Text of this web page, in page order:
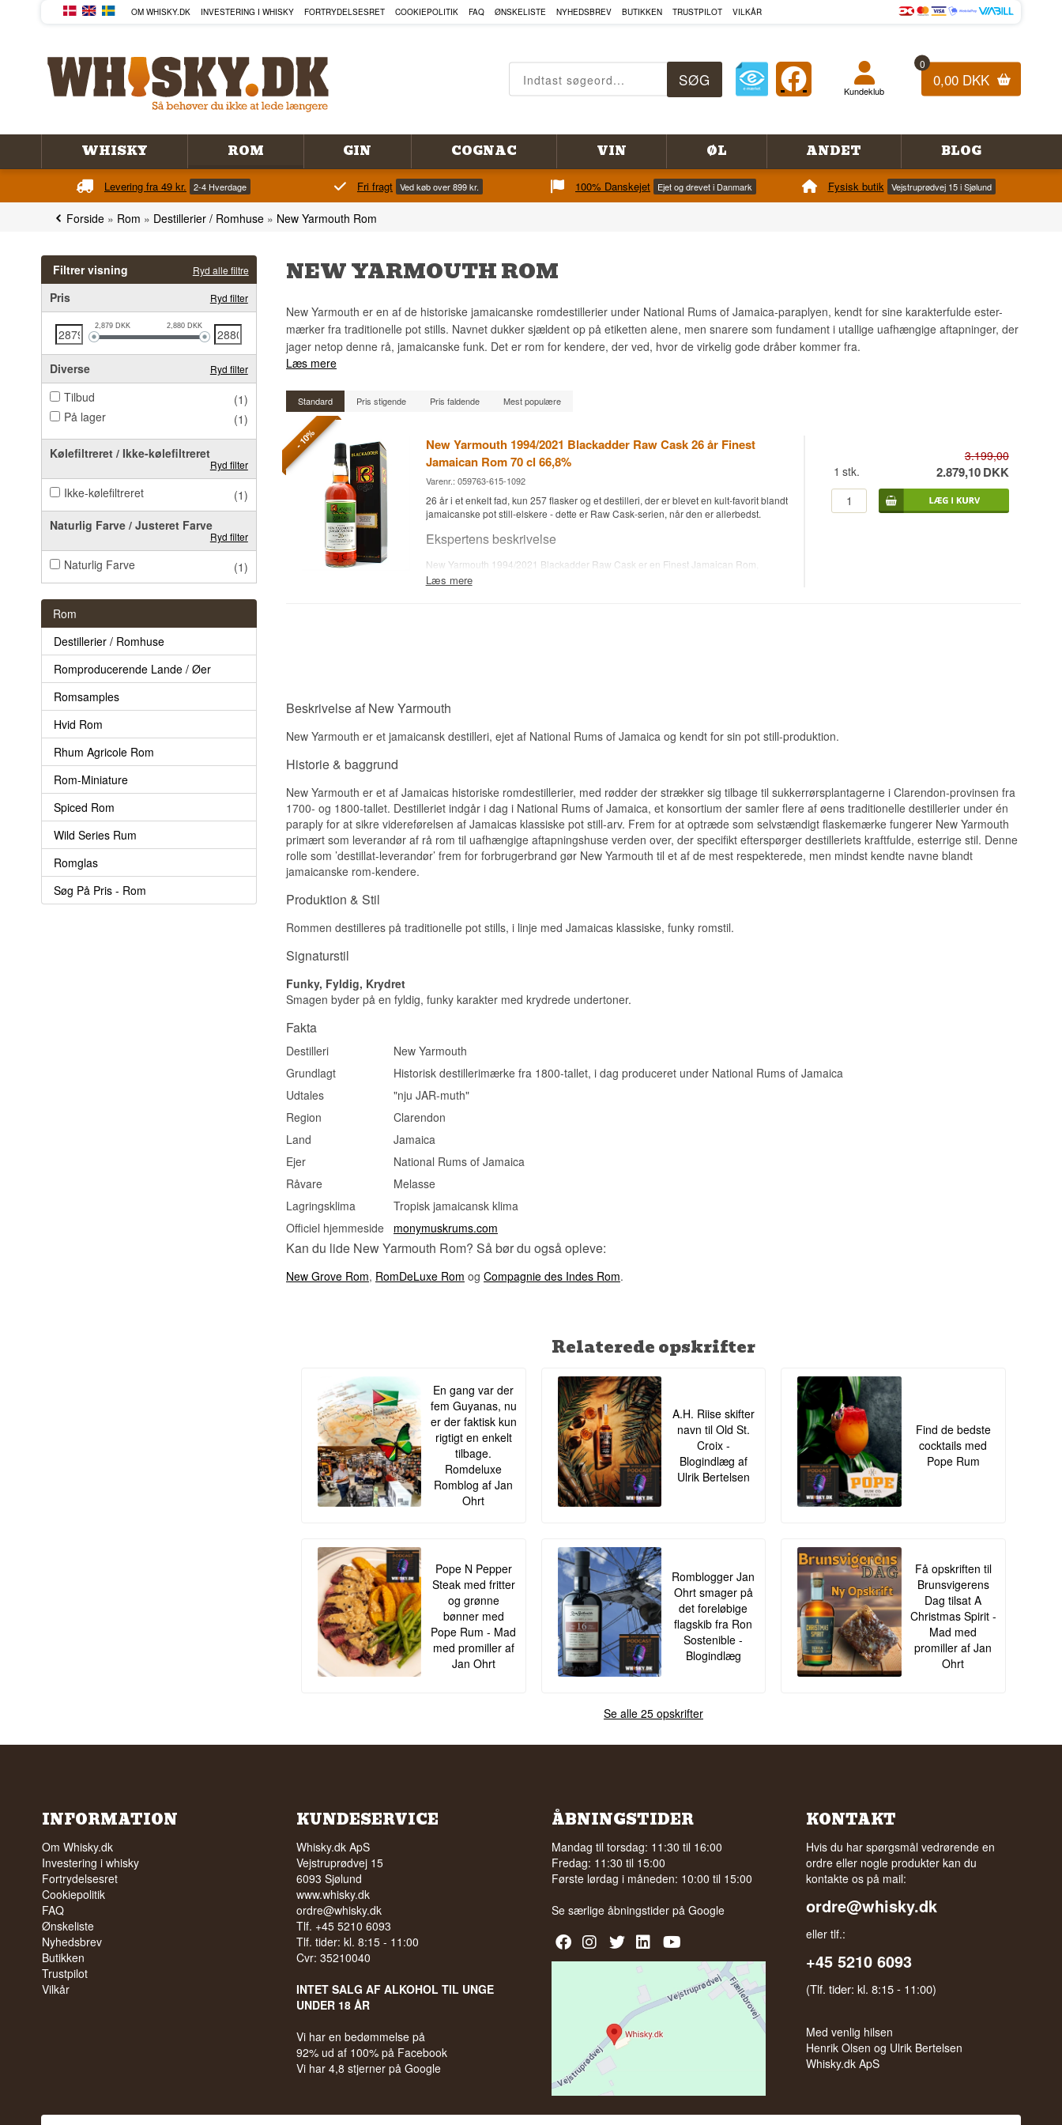
OM WHISKY.DK INVESTERING I WHISKY FORTRYDELSESRET COOKIEPOLITIK FAQ ØNSKELISTE NYHEDSBREV BUTIKKEN TRUSTPILOT VILKÅR
0
0,00 DKK
Kundeklub
WHISKY ROM GIN COGNAC VIN ØL ANDET BLOG
Levering fra 49 kr. 2-4 Hverdage Fri fragt Ved køb over 899 kr. 100% Danskejet Ejet og drevet i Danmark Fysisk butik Vejstruprødvej 15 i Sjølund
Forside » Rom » Destillerier / Romhuse » New Yarmouth Rom
Filtrer visning Ryd alle filtre
Pris Ryd filter
2,879 DKK 2,880 DKK
Diverse Ryd filter
Tilbud
(1)
På lager
(1)
Kølefiltreret / Ikke-kølefiltreret
Ryd filter
Ikke-kølefiltreret
(1)
Naturlig Farve / Justeret Farve
Ryd filter
Naturlig Farve (1)
Rom
Destillerier / Romhuse
Romproducerende Lande / Øer
Romsamples
Hvid Rom
Rhum Agricole Rom
Rom-Miniature
Spiced Rom
Wild Series Rum
Romglas
Søg På Pris - Rom
NEW YARMOUTH ROM
New Yarmouth er en af de historiske jamaicanske romdestillerier under National Rums of Jamaica-paraplyen, kendt for sine karakterfulde ester-
mærker fra traditionelle pot stills. Navnet dukker sjældent op på etiketten alene, men snarere som fundament i utallige uafhængige aftapninger, der
jager netop denne rå, jamaicanske funk. Det er rom for kendere, der ved, hvor de virkelig gode dråber kommer fra.
Læs mere
Standard Pris stigende Pris faldende Mest populære
- 10%
New Yarmouth 1994/2021 Blackadder Raw Cask 26 år Finest
Jamaican Rom 70 cl 66,8%
Varenr.: 059763-615-1092
26 år i et enkelt fad, kun 257 flasker og et destilleri, der er blevet en kult-favorit blandt
jamaicanske pot still-elskere - dette er Raw Cask-serien, når den er allerbedst.
Ekspertens beskrivelse
New Yarmouth 1994/2021 Blackadder Raw Cask er en Finest Jamaican Rom,
destilleret i 1994, lagret 26 år og aftappet ved fadstyrke 66,8%.
whisky-udgivelser: fuld fadstyrke, ingen filtrering og maksimal karakter.
Smagsnoter
mange års lagring.
Smag
Kraftfuld og kompleks med mørk melasse, krydret træ og en vedvarende funky
karakter.
Specifikationer
Type: Finest Jamaican Rom
Størrelse: 70 CL
Fadtype: Cask No. BR21-08
Ikke koldfiltreret: Ja
Destilleret: 1994
Aftappet: August 2021
Antal flasker: 257
EAN nr.: 5055030612575
Smagsprofil
Intens · Pot Still · Melasse · Krydret
Investeringspotentiale
destilleri gør denne udgivelse særdeles attraktiv for samlere af pot still-rom.
Vidste du at?
Blackadder
Lyt til vores podcast:
Læs mere
3.199,00
1 stk. 2.879,10DKK
Beskrivelse af New Yarmouth
New Yarmouth er et jamaicansk destilleri, ejet af National Rums of Jamaica og kendt for sin pot still-produktion.
Historie & baggrund
New Yarmouth er et af Jamaicas historiske romdestillerier, med rødder der strækker sig tilbage til sukkerrørsplantagerne i Clarendon-provinsen fra
1700- og 1800-tallet. Destilleriet indgår i dag i National Rums of Jamaica, et konsortium der samler flere af øens traditionelle destillerier under én
paraply for at sikre videreførelsen af Jamaicas klassiske pot still-arv. Frem for at optræde som selvstændigt flaskemærke fungerer New Yarmouth
primært som leverandør af rå rom til uafhængige aftapningshuse verden over, der specifikt efterspørger destilleriets kraftfulde, esterrige stil. Denne
rolle som ’destillat-leverandør’ frem for forbrugerbrand gør New Yarmouth til et af de mest respekterede, men mindst kendte navne blandt
jamaicanske rom-kendere.
Produktion & Stil
Rommen destilleres på traditionelle pot stills, i linje med Jamaicas klassiske, funky romstil.
Signaturstil
Funky, Fyldig, Krydret
Smagen byder på en fyldig, funky karakter med krydrede undertoner.
Fakta
Destilleri
New Yarmouth
Grundlagt
Historisk destillerimærke fra 1800-tallet, i dag produceret under National Rums of Jamaica
Udtales
"nju JAR-muth"
Region
Clarendon
Land
Jamaica
Ejer
National Rums of Jamaica
Råvare
Melasse
Lagringsklima
Tropisk jamaicansk klima
Officiel hjemmeside
monymuskrums.com
Kan du lide New Yarmouth Rom? Så bør du også opleve:
New Grove Rom, RomDeLuxe Rom og Compagnie des Indes Rom.
Relaterede opskrifter
En gang var der
fem Guyanas, nu
er der faktisk kun
rigtigt en enkelt
tilbage.
Romdeluxe
Romblog af Jan
Ohrt
A.H. Riise skifter
navn til Old St.
Croix -
Blogindlæg af
Ulrik Bertelsen
Find de bedste
cocktails med
Pope Rum
Pope N Pepper
Steak med fritter
og grønne
bønner med
Pope Rum - Mad
med promiller af
Jan Ohrt
Romblogger Jan
Ohrt smager på
det foreløbige
flagskib fra Ron
Sostenible -
Blogindlæg
Få opskriften til
Brunsvigerens
Dag tilsat A
Christmas Spirit -
Mad med
promiller af Jan
Ohrt
Se alle 25 opskrifter
INFORMATION
Om Whisky.dk
Investering i whisky
Fortrydelsesret
Cookiepolitik
FAQ
Ønskeliste
Nyhedsbrev
Butikken
Trustpilot
Vilkår
KUNDESERVICE
Whisky.dk ApS
Vejstruprødvej 15
6093 Sjølund
www.whisky.dk
ordre@whisky.dk
Tlf. +45 5210 6093
Tlf. tider: kl. 8:15 - 11:00
Cvr: 35210040
INTET SALG AF ALKOHOL TIL UNGE
UNDER 18 ÅR
Vi har en bedømmelse på
92% ud af 100% på Facebook
Vi har 4,8 stjerner på Google
ÅBNINGSTIDER
Mandag til torsdag: 11:30 til 16:00
Fredag: 11:30 til 15:00
Første lørdag i måneden: 10:00 til 15:00
Se særlige åbningstider på Google
KONTAKT
Hvis du har spørgsmål vedrørende en
ordre eller nogle produkter kan du
kontakte os på mail:
ordre@whisky.dk
eller tlf.:
+45 5210 6093
(Tlf. tider: kl. 8:15 - 11:00)
Med venlig hilsen
Henrik Olsen og Ulrik Bertelsen
Whisky.dk ApS